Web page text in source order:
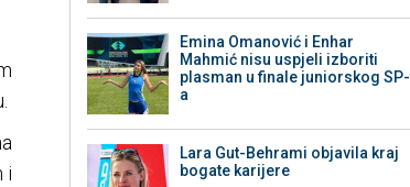
i
Emina Omanović i Enhar
Mahmić nisu uspjeli izboriti
plasman u finale juniorskog SP-
a
Lara Gut-Behrami objavila kraj
bogate karijere